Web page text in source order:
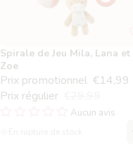
Spirale de Jeu Mila, Lana et
Zoe
Prix promotionnel €14,99
Prix régulier
Aucun avis